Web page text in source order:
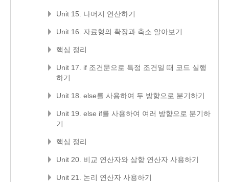
Unit 15. 나머지 연산하기
Unit 16. 자료형의 확장과 축소 알아보기
핵심 정리
Unit 17. if 조건문으로 특정 조건일 때 코드 실행
하기
Unit 18. else를 사용하여 두 방향으로 분기하기
Unit 19. else if를 사용하여 여러 방향으로 분기하
기
핵심 정리
Unit 20. 비교 연산자와 삼항 연산자 사용하기
Unit 21. 논리 연산자 사용하기